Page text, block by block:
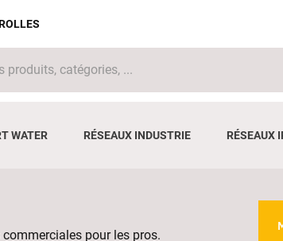
WATER RÉSEAUX INDUSTRIE RÉSEAUX
pour les pros.